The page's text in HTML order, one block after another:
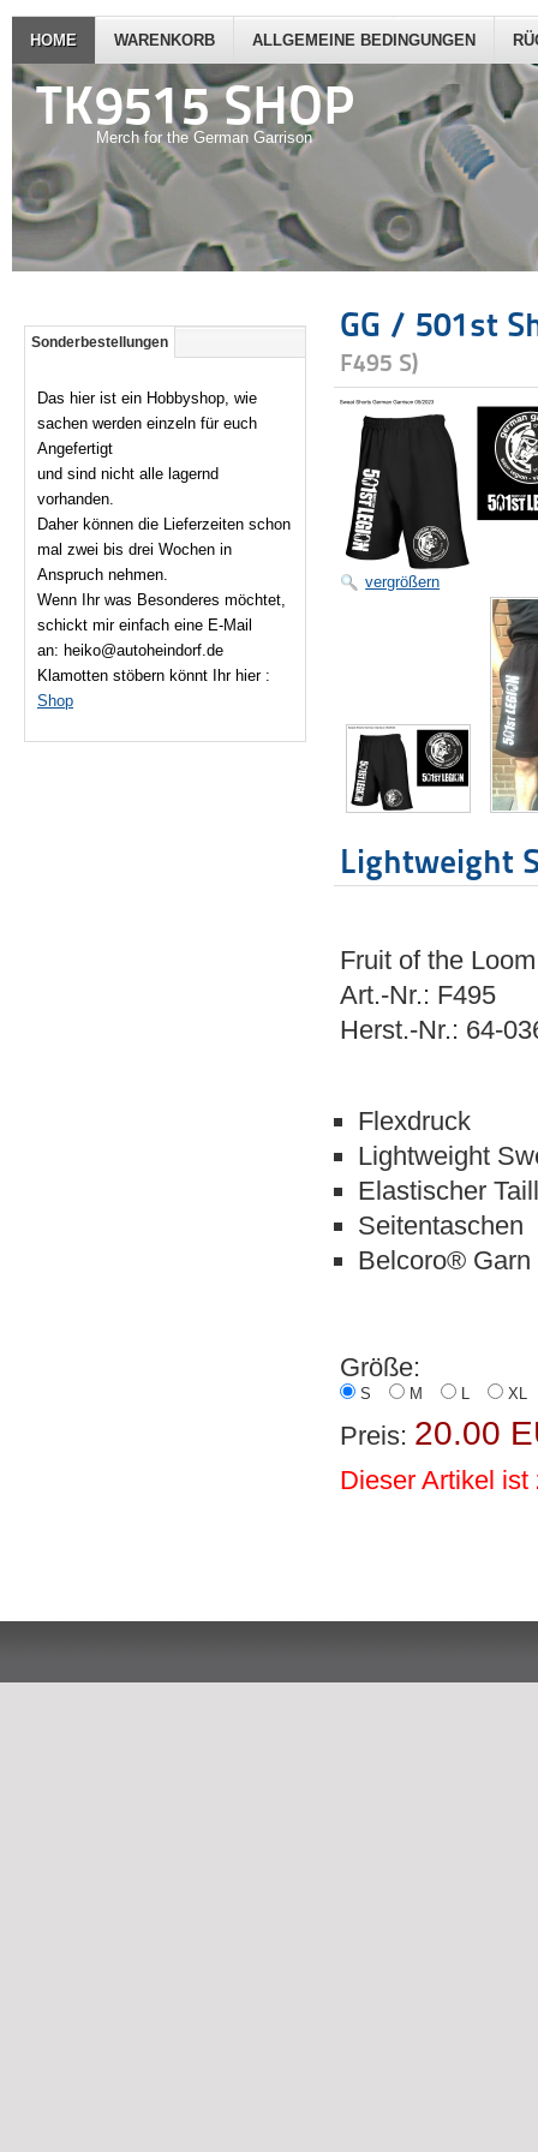
TK9515 SHOP
Merch for the German Garrison
HOME WARENKORB ALLGEMEINE BEDINGUNGEN
Sonderbestellungen
Das hier ist ein Hobbyshop, wie
sachen werden einzeln für euch
Angefertigt
und sind nicht alle lagernd
vorhanden.
Daher können die Lieferzeiten schon
mal zwei bis drei Wochen in
Anspruch nehmen.
Wenn Ihr was Besonderes möchtet,
schickt mir einfach eine E-Mail
an: heiko@autoheindorf.de
Klamotten stöbern könnt Ihr hier :
Shop
GG / 501st
F495 S)
vergrößern
Lightweight
Fruit of the Loom
Art.-Nr.: F495
Herst.-Nr.: 64-
Flexdruck
Lightweight
Elastischer
Seitentaschen
Belcoro® Garn
Größe:
S M L XL
Preis: 20.00
Dieser Artikel ist